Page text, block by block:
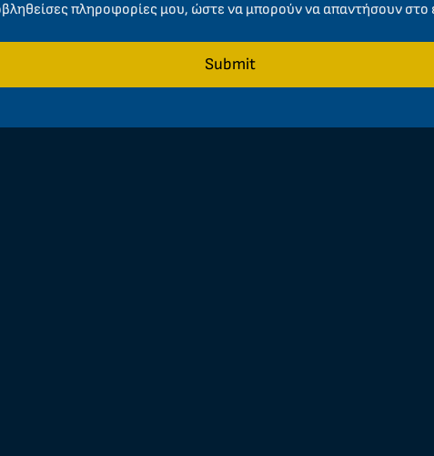
πληροφορίες μου, ώστε να μπορούν να απαντήσουν
Submit